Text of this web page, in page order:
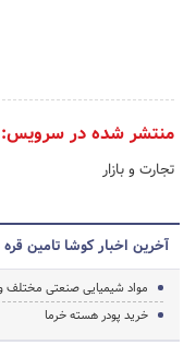
منتشر شده در سرویس:
تجارت و بازار
آخرین اخبار کوشا تامین
مواد شیمیایی صنعتی مختلف و
خرید پودر هسته خرما